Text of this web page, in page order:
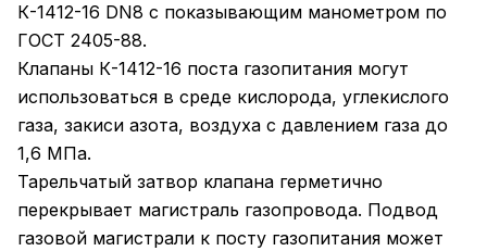
К-1412-16 DN8 с показывающим манометром по
ГОСТ 2405-88.
Клапаны К-1412-16 поста газопитания могут
использоваться в среде кислорода, углекислого
газа, закиси азота, воздуха с давлением газа до
1,6 МПа.
Тарельчатый затвор клапана герметично
перекрывает магистраль газопровода. Подвод
газовой магистрали к посту газопитания может